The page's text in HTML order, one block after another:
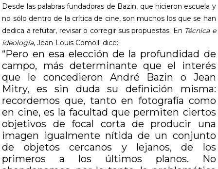
Desde las palabras fundadoras de Bazin, que hicieron escuela y
no sólo dentro de la crítica de cine, son muchos los que se han
dedica a refutar, revisar o corregir sus propuestas. En Técnica e
ideología, Jean-Louis Comolli dice:
“Pero en esa elección de la profundidad de
campo, más determinante que el interés
que le concedieron André Bazin o Jean
Mitry, es sin duda su definición misma:
recordemos que, tanto en fotografía como
en cine, es la facultad que permiten ciertos
objetivos de focal corta de producir una
imagen igualmente nítida de un conjunto
de objetos cercanos y lejanos, de los
primeros a los últimos planos. No